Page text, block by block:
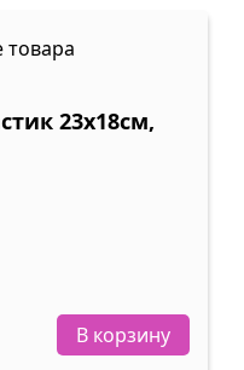
23х18см,
В корзину